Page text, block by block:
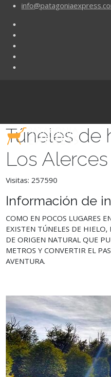
Túneles de
Los Alerces
Visitas: 257590
Información de
COMO EN POCOS LUGARES
EXISTEN TÚNELES DE HIELO,
DE ORIGEN NATURAL QUE
METROS Y CONVERTIR EL
AVENTURA.